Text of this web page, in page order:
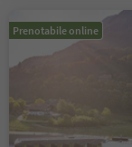
Prenotabile online